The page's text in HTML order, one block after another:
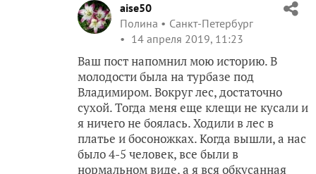
aise50
Полина
Санкт-Петербург
14 апреля 2019, 11:23
Ваш пост напомнил мою историю. В
молодости была на турбазе под
Владимиром. Вокруг лес, достаточно
сухой. Тогда меня еще клещи не кусали и
я ничего не боялась. Ходили в лес в
платье и босоножках. Когда вышли, а нас
было 4-5 человек, все были в
нормальном виде, а я вся обкусанная